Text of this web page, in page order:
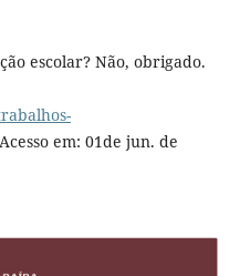
escolar? Não, obrigado.
em: 01de jun. de